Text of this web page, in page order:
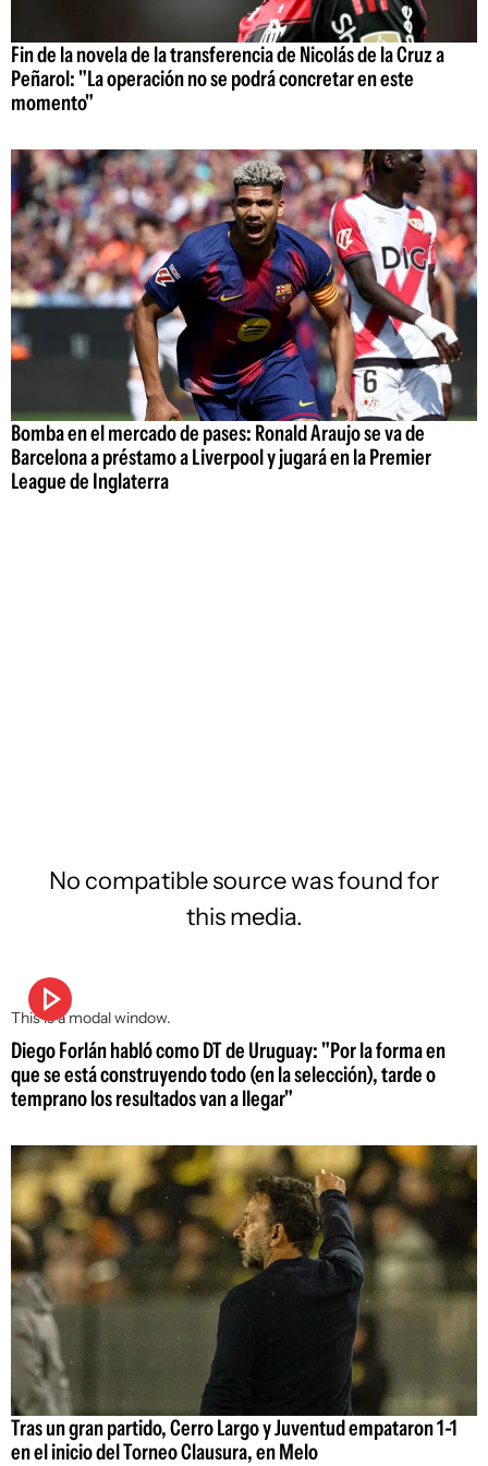
Fin de la novela de la transferencia de Nicolás de la Cruz a
Peñarol: "La operación no se podrá concretar en este
momento"
Bomba en el mercado de pases: Ronald Araujo se va de
Barcelona a préstamo a Liverpool y jugará en la Premier
League de Inglaterra
This is a modal window.
No compatible source was found for
this media.
Diego Forlán habló como DT de Uruguay: "Por la forma en
que se está construyendo todo (en la selección), tarde o
temprano los resultados van a llegar"
Tras un gran partido, Cerro Largo y Juventud empataron 1-1
en el inicio del Torneo Clausura, en Melo